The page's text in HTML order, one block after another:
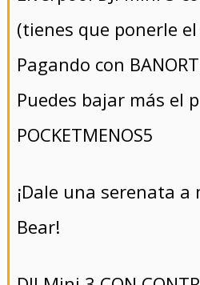
(tienes que ponerle
Pagando con
Puedes bajar más el
POCKETMENOS5
¡Dale una serenata
Bear!